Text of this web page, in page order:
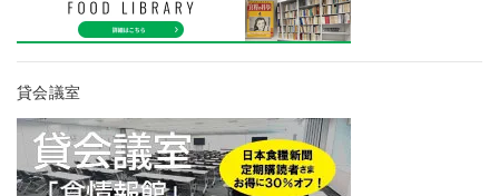
貸会議室